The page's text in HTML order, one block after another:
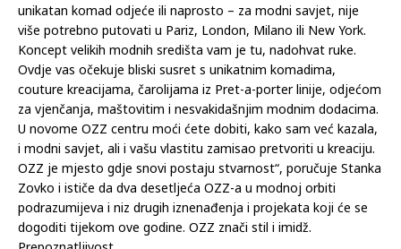
unikatan komad odjeće ili naprosto – za modni savjet, nije
više potrebno putovati u Pariz, London, Milano ili New York.
Koncept velikih modnih središta vam je tu, nadohvat ruke.
Ovdje vas očekuje bliski susret s unikatnim komadima,
couture kreacijama, čarolijama iz Pret-a-porter linije, odjećom
za vjenčanja, maštovitim i nesvakidašnjim modnim dodacima.
U novome OZZ centru moći ćete dobiti, kako sam već kazala,
i modni savjet, ali i vašu vlastitu zamisao pretvoriti u kreaciju.
OZZ je mjesto gdje snovi postaju stvarnost“, poručuje Stanka
Zovko i ističe da dva desetljeća OZZ-a u modnoj orbiti
podrazumijeva i niz drugih iznenađenja i projekata koji će se
dogoditi tijekom ove godine. OZZ znači stil i imidž.